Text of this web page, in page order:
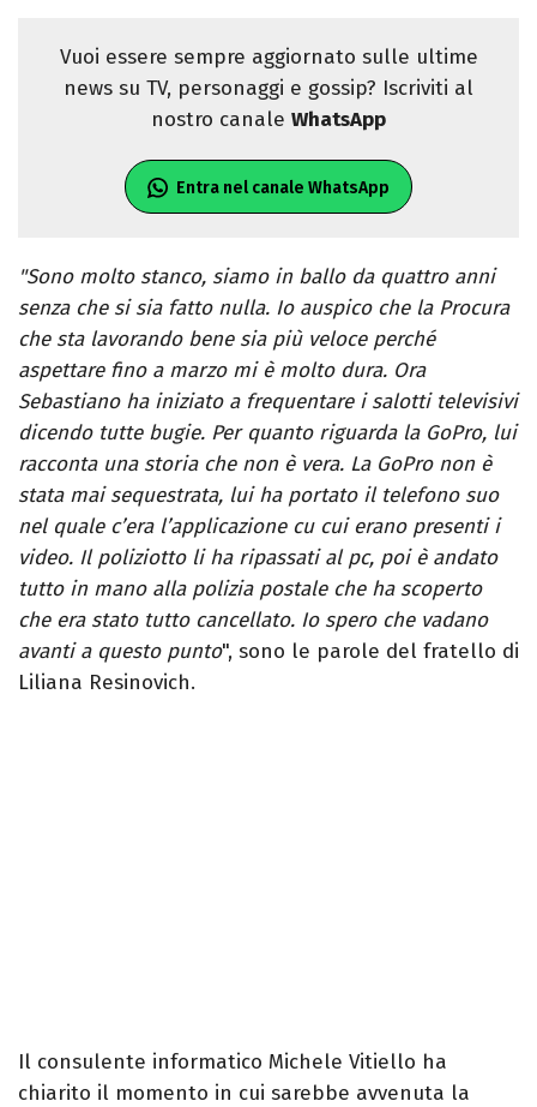
Vuoi essere sempre aggiornato sulle ultime
news su TV, personaggi e gossip? Iscriviti al
nostro canale WhatsApp
Entra nel canale WhatsApp
"Sono molto stanco, siamo in ballo da quattro anni
senza che si sia fatto nulla. Io auspico che la Procura
che sta lavorando bene sia più veloce perché
aspettare fino a marzo mi è molto dura. Ora
Sebastiano ha iniziato a frequentare i salotti televisivi
dicendo tutte bugie. Per quanto riguarda la GoPro, lui
racconta una storia che non è vera. La GoPro non è
stata mai sequestrata, lui ha portato il telefono suo
nel quale c’era l’applicazione cu cui erano presenti i
video. Il poliziotto li ha ripassati al pc, poi è andato
tutto in mano alla polizia postale che ha scoperto
che era stato tutto cancellato. Io spero che vadano
avanti a questo punto", sono le parole del fratello di
Liliana Resinovich.
Il consulente informatico Michele Vitiello ha
chiarito il momento in cui sarebbe avvenuta la